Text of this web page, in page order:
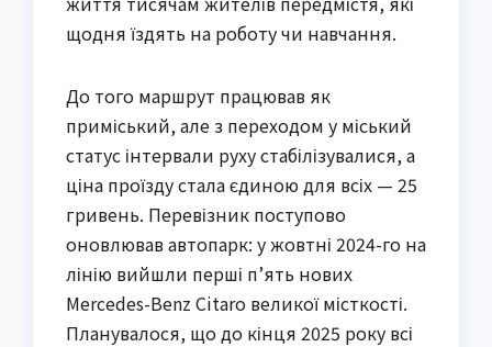
щодня їздять на роботу чи навчання.
До того маршрут працював як
приміський, але з переходом у міський
статус інтервали руху стабілізувалися, а
ціна проїзду стала єдиною для всіх — 25
гривень. Перевізник поступово
оновлював автопарк: у жовтні 2024-го на
лінію вийшли перші п’ять нових
Mercedes-Benz Citaro великої місткості.
Планувалося, що до кінця 2025 року всі